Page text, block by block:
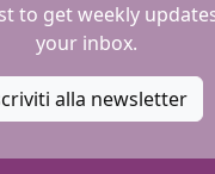
to get weekly
your inbox.
alla newsletter